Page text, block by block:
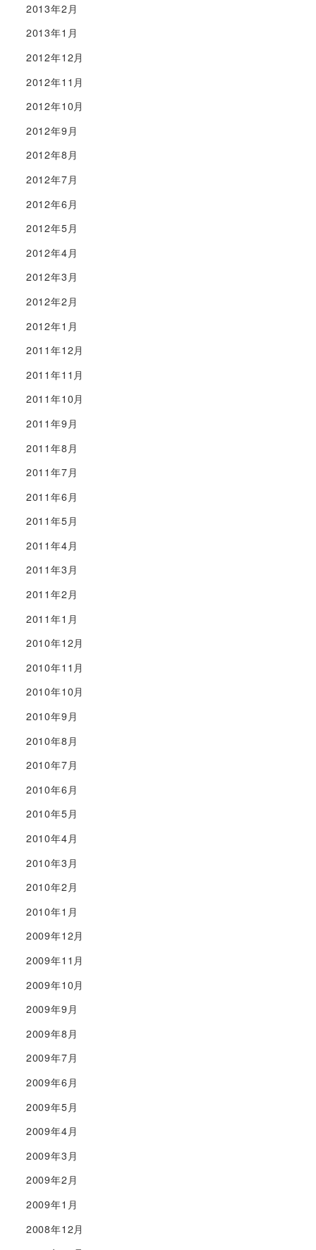
2013年2月
2013年1月
2012年12月
2012年11月
2012年10月
2012年9月
2012年8月
2012年7月
2012年6月
2012年5月
2012年4月
2012年3月
2012年2月
2012年1月
2011年12月
2011年11月
2011年10月
2011年9月
2011年8月
2011年7月
2011年6月
2011年5月
2011年4月
2011年3月
2011年2月
2011年1月
2010年12月
2010年11月
2010年10月
2010年9月
2010年8月
2010年7月
2010年6月
2010年5月
2010年4月
2010年3月
2010年2月
2010年1月
2009年12月
2009年11月
2009年10月
2009年9月
2009年8月
2009年7月
2009年6月
2009年5月
2009年4月
2009年3月
2009年2月
2009年1月
2008年12月